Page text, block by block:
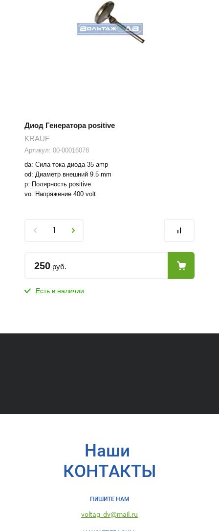
Диод Генератора positive
KRAUF
Артикул: 00-00016078
da: Сила тока диода 35 amp
od: Диаметр внешний 9.5 mm
p: Полярность positive
vo: Напряжение 400 volt
250 руб.
Есть в наличии
Наши
КОНТАКТЫ
ПИШИТЕ НАМ
voltag_dv@mail.ru